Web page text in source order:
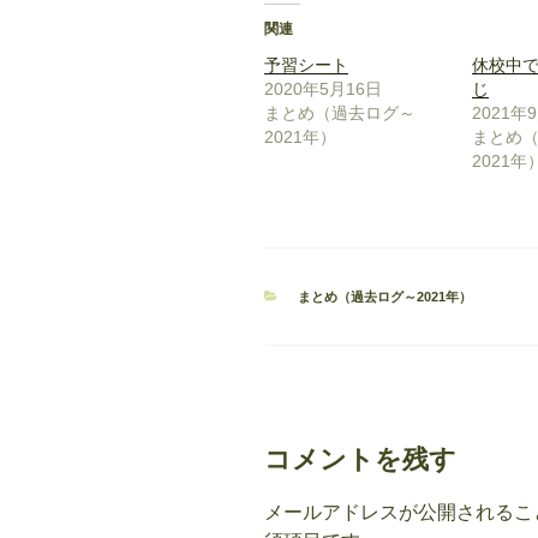
関連
予習シート
2020年5月16日
まとめ（過去ログ～
2021年）
休校中
じ
2021年
まとめ
2021年
カ
まとめ（過去ログ～2021年）
コメントを残す
メールアドレスが公開される